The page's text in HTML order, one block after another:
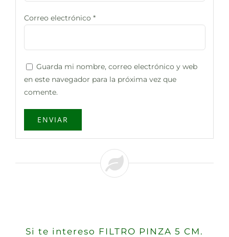
Correo electrónico *
Guarda mi nombre, correo electrónico y web
en este navegador para la próxima vez que
comente.
Si te intereso FILTRO PINZA 5 CM.